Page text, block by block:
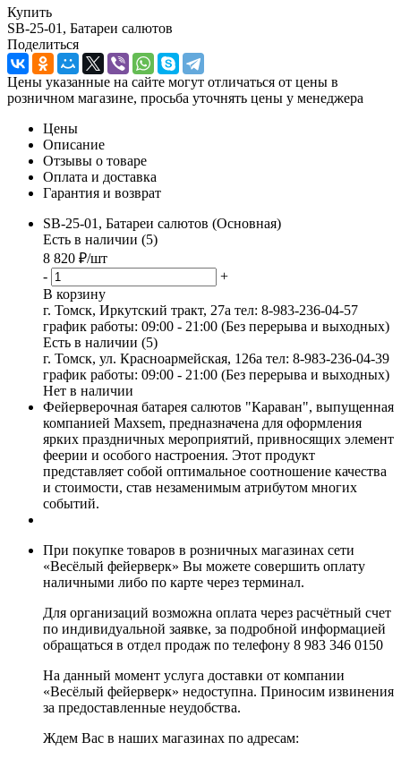
Купить
SB-25-01, Батареи салютов
Поделиться
Цены указанные на сайте могут отличаться от цены в
розничном магазине, просьба уточнять цены у менеджера
Цены
Описание
Отзывы о товаре
Оплата и доставка
Гарантия и возврат
SB-25-01, Батареи салютов (Основная)
Есть в наличии (5)
8 820 ₽/шт
-
+
В корзину
г. Томск, Иркутский тракт, 27а тел: 8-983-236-04-57
график работы: 09:00 - 21:00 (Без перерыва и выходных)
Есть в наличии (5)
г. Томск, ул. Красноармейская, 126а тел: 8-983-236-04-39
график работы: 09:00 - 21:00 (Без перерыва и выходных)
Нет в наличии
Фейерверочная батарея салютов "Караван", выпущенная
компанией Maxsem, предназначена для оформления
ярких праздничных мероприятий, привносящих элемент
феерии и особого настроения. Этот продукт
представляет собой оптимальное соотношение качества
и стоимости, став незаменимым атрибутом многих
событий.
При покупке товаров в розничных магазинах сети
«Весёлый фейерверк» Вы можете совершить оплату
наличными либо по карте через терминал.
Для организаций возможна оплата через расчётный счет
по индивидуальной заявке, за подробной информацией
обращаться в отдел продаж по телефону 8 983 346 0150
На данный момент услуга доставки от компании
«Весёлый фейерверк» недоступна. Приносим извинения
за предоставленные неудобства.
Ждем Вас в наших магазинах по адресам: